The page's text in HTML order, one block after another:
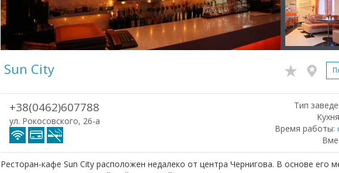
Sun City
+38(0462)607788
ул. Рокосовского, 26-а
Тип
Время работы:
Ресторан-кафе Sun City расположен недалеко от центра Чернигова. В основе его